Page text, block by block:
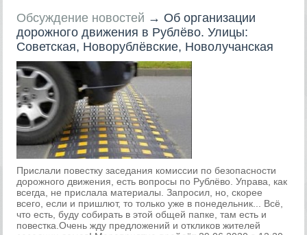
Обсуждение новостей → Об организации
дорожного движения в Рублёво. Улицы:
Советская, Новорублёвские, Новолучанская
Прислали повестку заседания комиссии по безопасности
дорожного движения, есть вопросы по Рублёво. Управа, как
всегда, не прислала материалы. Запросил, но, скорее
всего, если и пришлют, то только уже в понедельник... Всё,
что есть, буду собирать в этой общей папке, там есть и
повестка.Очень жду предложений и откликов жителей